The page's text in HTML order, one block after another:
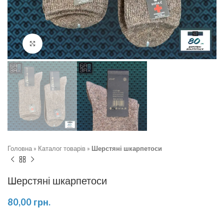
Натисніть, щоб збільшити
Головна » Каталог товарів » Шерстяні шкарпетоси
Шерстяні шкарпетоси
80,00 грн.